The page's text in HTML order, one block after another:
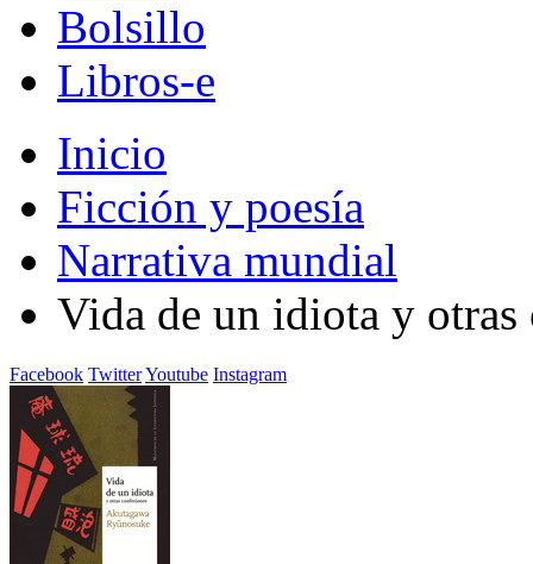
Bolsillo
Libros-e
Inicio
Ficción y poesía
Narrativa mundial
Vida de un idiota y otras
Facebook TwitterYoutube Instagram